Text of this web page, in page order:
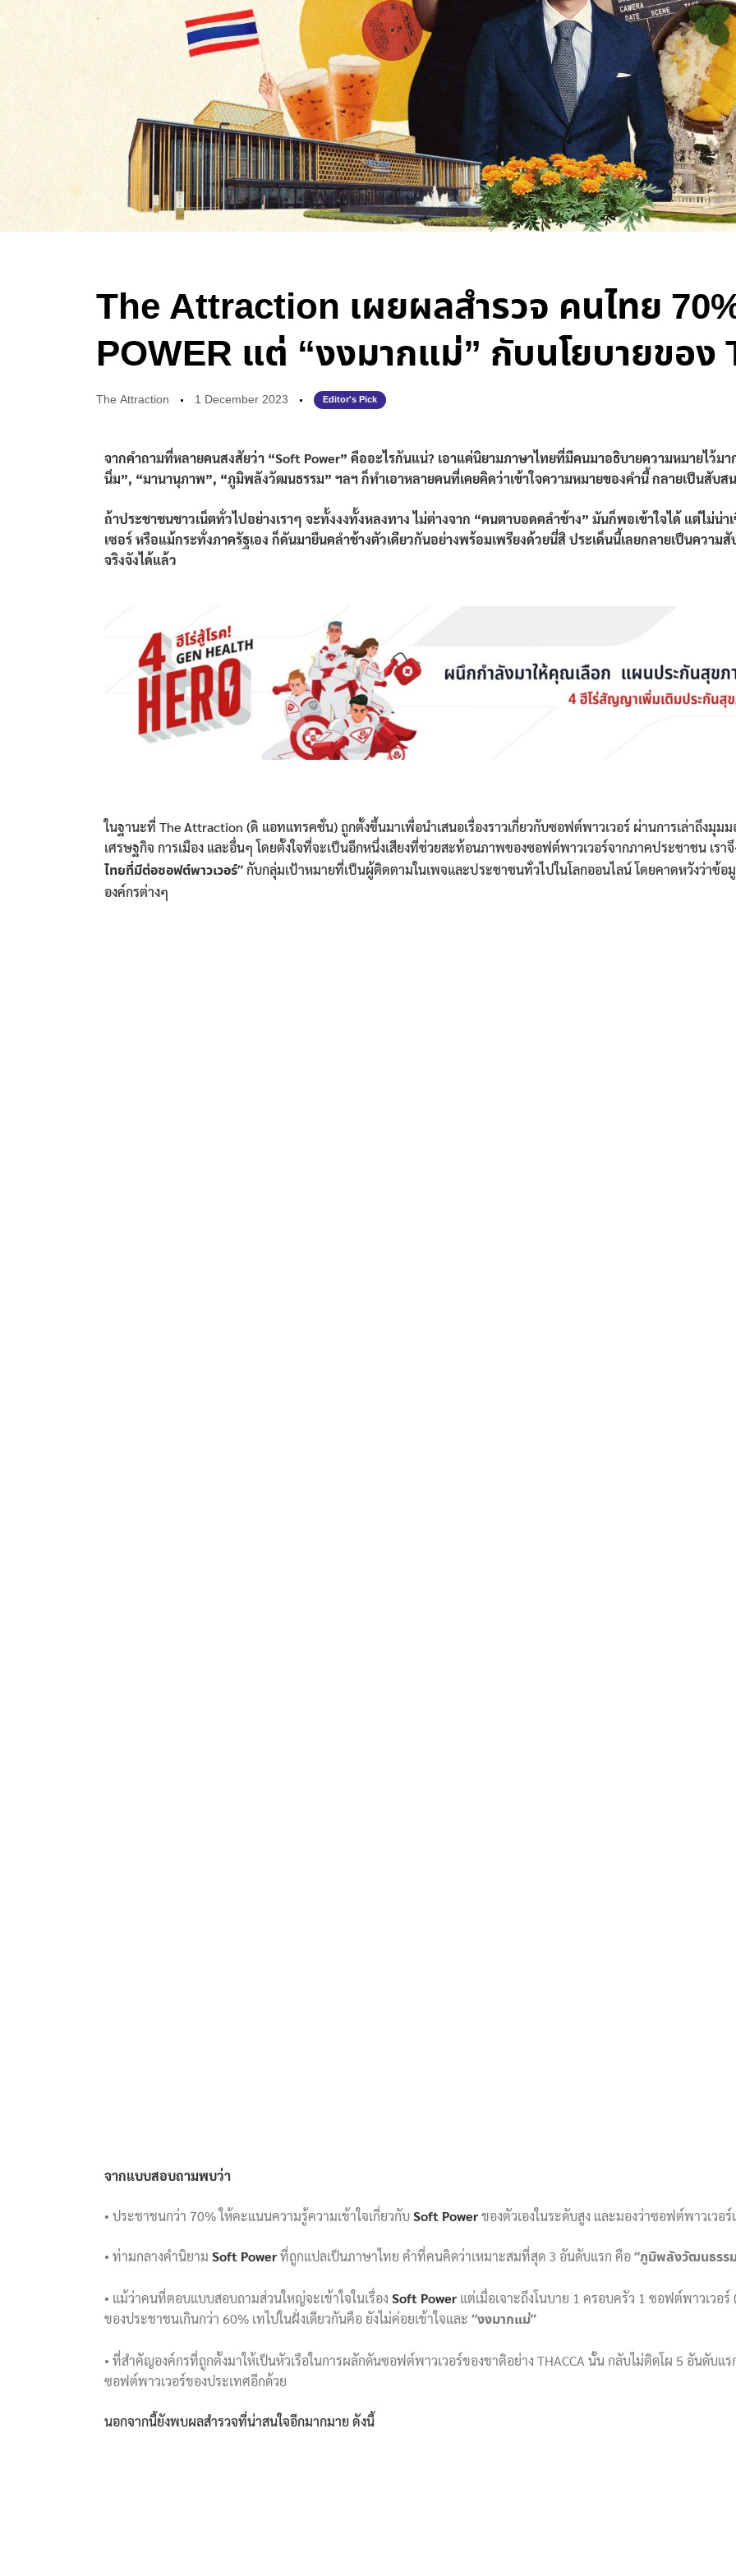
The Attraction เผยผลสำรวจ คนไทย
POWER แต่ “งงมากแม่” กับนโยบายของ
The Attraction 1 December 2023 Editor's Pick
จากคำถามที่หลายคนสงสัยว่า “Soft Power” คืออะไรกันแน่? เอาแค่นิยามภาษาไทยที่มีคนมาอธิบายความหมายไว้
นิ่ม”, “มานานุภาพ”, “ภูมิพลังวัฒนธรรม” ฯลฯ ก็ทำเอาหลายคนที่เคยคิดว่าเข้าใจความหมายของคำนี้ กลายเป็นสับ
ถ้าประชาชนชาวเน็ตทั่วไปอย่างเราๆ จะทั้งงงทั้งหลงทาง ไม่ต่างจาก “คนตาบอดคลำช้าง” มันก็พอเข้าใจได้ แต่ไม่
เซอร์ หรือแม้กระทั่งภาครัฐเอง ก็ดันมายืนคลำช้างตัวเดียวกันอย่างพร้อมเพรียงด้วยนี่สิ ประเด็นนี้เลยกลายเป็นความ
จริงจังได้แล้ว
ในฐานะที่ The Attraction (ดิ แอทแทรคชั่น) ถูกตั้งขึ้นมาเพื่อนำเสนอเรื่องราวเกี่ยวกับซอฟต์พาวเวอร์ ผ่านการเล่าถึงมุ
เศรษฐกิจ การเมือง และอื่นๆ โดยตั้งใจที่จะเป็นอีกหนึ่งเสียงที่ช่วยสะท้อนภาพของซอฟต์พาวเวอร์จากภาคประชาชน เรา
ไทยที่มีต่อซอฟต์พาวเวอร์”กับกลุ่มเป้าหมายที่เป็นผู้ติดตามในเพจและประชาชนทั่วไปในโลกออนไลน์ โดยคาดหวังว่าข้
องค์กรต่างๆ
จากแบบสอบถามพบว่า
• ประชาชนกว่า 70% ให้คะแนนความรู้ความเข้าใจเกี่ยวกับ Soft Powerของตัวเองในระดับสูง และมองว่าซอฟต์พาวเวอ
• ท่ามกลางคำนิยาม Soft Powerที่ถูกแปลเป็นภาษาไทย คำที่คนคิดว่าเหมาะสมที่สุด 3 อันดับแรก คือ“ภูมิพลังวัฒนธรร
• แม้ว่าคนที่ตอบแบบสอบถามส่วนใหญ่จะเข้าใจในเรื่อง Soft Powerแต่เมื่อเจาะถึงโนบาย 1 ครอบครัว 1 ซอฟต์พาวเวอร์
ของประชาชนเกินกว่า 60% เทไปในฝั่งเดียวกันคือ ยังไม่ค่อยเข้าใจและ “งงมากแม่”
• ที่สำคัญองค์กรที่ถูกตั้งมาให้เป็นหัวเรือในการผลักดันซอฟต์พาวเวอร์ของชาติอย่าง THACCA นั้น กลับไม่ติดโผ 5 อันดับ
ซอฟต์พาวเวอร์ของประเทศอีกด้วย
นอกจากนี้ยังพบผลสำรวจที่น่าสนใจอีกมากมาย ดังนี้